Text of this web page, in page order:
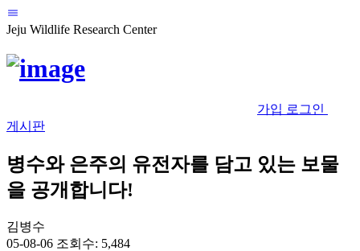
Jeju Wildlife Research Center
가입 로그인
게시판
병수와 은주의 유전자를 담고 있는 보물
을 공개합니다!
김병수
05-08-06 조회수: 5,484